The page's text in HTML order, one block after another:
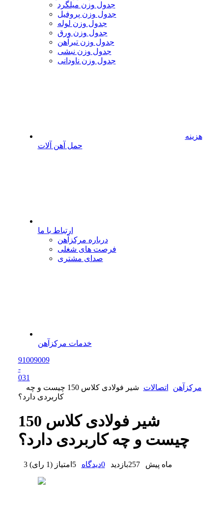
جدول وزن میلگرد
جدول وزن پروفیل
جدول وزن لوله
جدول وزن ورق
جدول وزن تیرآهن
جدول وزن نبشی
جدول وزن ناودانی
هزینه
حمل آهن آلات
ارتباط با ما
درباره مرکزآهن
فرصت های شغلی
صدای مشتری
خدمات مرکزآهن
91009009
-
031
مرکزآهن
اتصالات
شیر فولادی کلاس 150 چیست و چه
کاربردی دارد؟
شیر فولادی کلاس 150
چیست و چه کاربردی دارد؟
3 ماه پیش 257بازدید 0دیدگاه 5 امتیاز (1 رای )